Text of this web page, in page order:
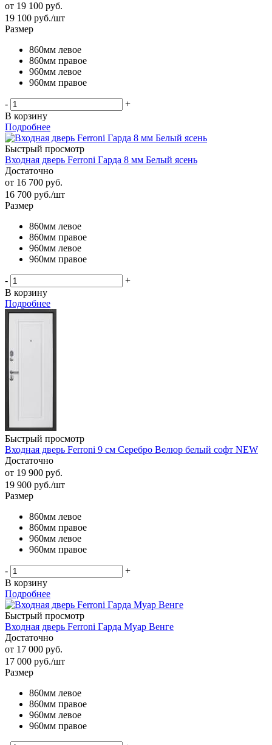
от 19 100 руб.
19 100 руб./шт
Размер
860мм левое
860мм правое
960мм левое
960мм правое
-
+
В корзину
Подробнее
Быстрый просмотр
Входная дверь Ferroni Гарда 8 мм Белый ясень
Достаточно
от 16 700 руб.
16 700 руб./шт
Размер
860мм левое
860мм правое
960мм левое
960мм правое
-
+
В корзину
Подробнее
Быстрый просмотр
Входная дверь Ferroni 9 см Серебро Велюр белый софт NEW
Достаточно
от 19 900 руб.
19 900 руб./шт
Размер
860мм левое
860мм правое
960мм левое
960мм правое
-
+
В корзину
Подробнее
Быстрый просмотр
Входная дверь Ferroni Гарда Муар Венге
Достаточно
от 17 000 руб.
17 000 руб./шт
Размер
860мм левое
860мм правое
960мм левое
960мм правое